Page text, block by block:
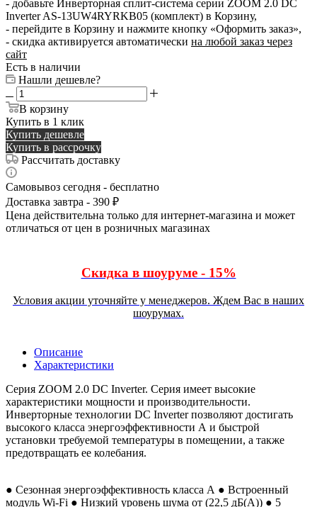
- добавьте Инверторная сплит-система серии ZOOM 2.0 DC
Inverter AS-13UW4RYRKB05 (комплект) в Корзину,
- перейдите в Корзину и нажмите кнопку «Оформить заказ»,
- скидка активируется автоматически на любой заказ через
сайт
Есть в наличии
Нашли дешевле?
В корзину
Купить в 1 клик
Купить дешевле
Купить в рассрочку
Рассчитать доставку
Самовывоз сегодня - бесплатно
Доставка завтра - 390 ₽
Цена действительна только для интернет-магазина и может
отличаться от цен в розничных магазинах
Скидка в шоуруме - 15%
Условия акции уточняйте у менеджеров. Ждем Вас в наших
шоурумах.
Описание
Характеристики
Серия ZOOM 2.0 DC Inverter. Серия имеет высокие
характеристики мощности и производительности.
Инверторные технологии DC Inverter позволяют достигать
высокого класса энергоэффективности А и быстрой
установки требуемой температуры в помещении, а также
предотвращать ее колебания.
● Сезонная энергоэффективность класса А ● Встроенный
модуль Wi-Fi ● Низкий уровень шума от (22,5 дБ(А)) ● 5